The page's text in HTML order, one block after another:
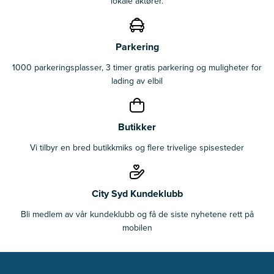
Parkering
1000 parkeringsplasser, 3 timer gratis parkering og muligheter for
lading av elbil
Butikker
Vi tilbyr en bred butikkmiks og flere trivelige spisesteder
City Syd Kundeklubb
Bli medlem av vår kundeklubb og få de siste nyhetene rett på
mobilen